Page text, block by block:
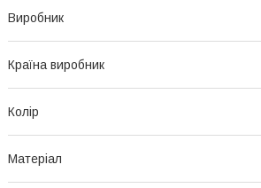
Виробник
Країна виробник
Колір
Матеріал